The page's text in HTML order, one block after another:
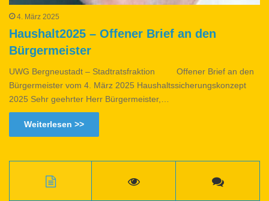
4. März 2025
Haushalt2025 – Offener Brief an den
Bürgermeister
UWG Bergneustadt – Stadtratsfraktion Offener Brief an den
Bürgermeister vom 4. März 2025 Haushaltssicherungskonzept
2025 Sehr geehrter Herr Bürgermeister,…
Weiterlesen >>